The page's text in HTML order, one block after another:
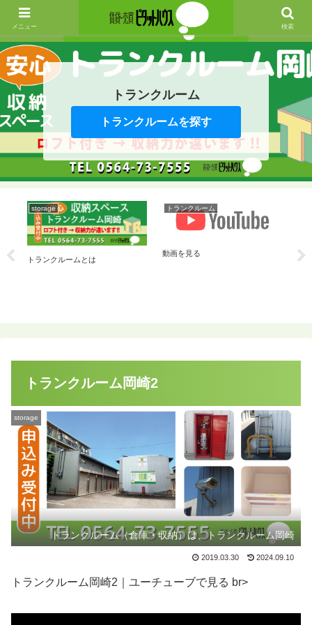
トランクルーム
トランクルームを探す
storage
トランクルームとは
トランクルーム
動画を見る
トランクルーム岡崎2
storage
トランクルーム（倉庫・収納）は、トランクルーム岡崎
2019.03.30 2024.09.10
トランクルーム岡崎2｜ユーチューブで見る br>
メニュー 検索